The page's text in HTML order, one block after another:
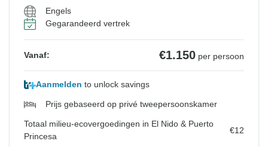
Engels
Gegarandeerd vertrek
Vanaf: €1.150 per persoon
Aanmelden to unlock savings
Prijs gebaseerd op privé tweepersoonskamer
Totaal milieu-ecovergoedingen in El Nido & Puerto
Princesa
€12